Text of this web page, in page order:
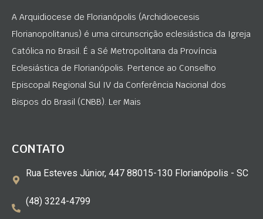
A Arquidiocese de Florianópolis (Archidioecesis
Florianopolitanus) é uma circunscrição eclesiástica da Igreja
Católica no Brasil. É a Sé Metropolitana da Província
Eclesiástica de Florianópolis. Pertence ao Conselho
Episcopal Regional Sul IV da Conferência Nacional dos
Bispos do Brasil (CNBB). Ler Mais
CONTATO
Rua Esteves Júnior, 447 88015-130 Florianópolis - SC
(48) 3224-4799